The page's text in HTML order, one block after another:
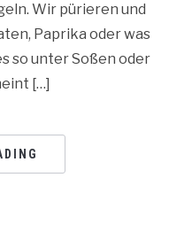
Wir pürieren und
Paprika oder was
so unter Soßen oder
[…]